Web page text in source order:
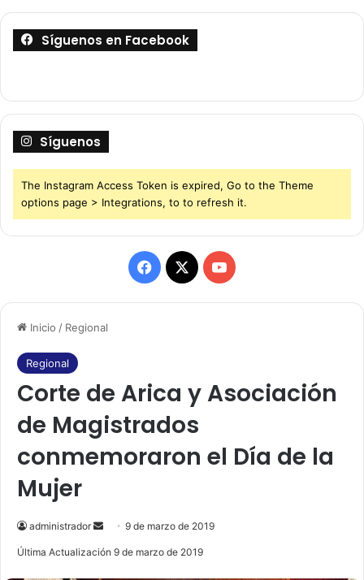
Inicio / Regional
Regional
Corte de Arica y Asociación
de Magistrados
conmemoraron el Día de la
Mujer
administrador
e
9 de marzo de 2019
Última Actualización 9 de marzo de 2019
Síguenos en Facebook
Síguenos
The Instagram Access Token is expired, Go to the Theme
options page > Integrations, to to refresh it.
F
a
b
o
o
X
Y
o
u